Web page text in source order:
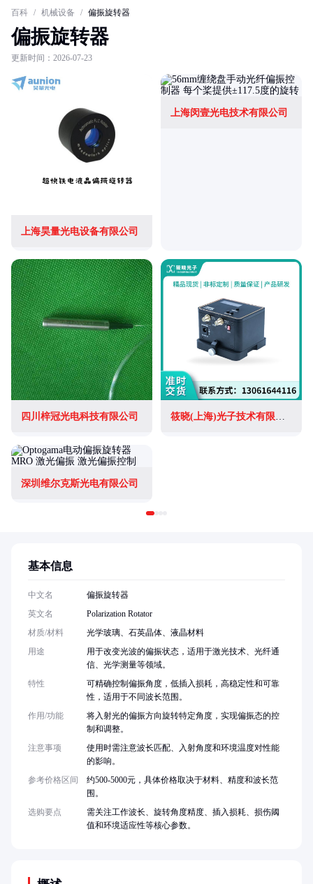
百科 / 机械设备 / 偏振旋转器
偏振旋转器
更新时间：2026-07-23
上海昊量光电设备有限公司
上海闵壹光电技术有限公司
四川梓冠光电科技有限公司 筱晓(上海)光子技术有限公司
深圳维尔克斯光电有限公司
基本信息
中文名
偏振旋转器
英文名
Polarization Rotator
材质/材料
光学玻璃、石英晶体、液晶材料
用途
用于改变光波的偏振状态，适用于激光技术、光纤通
信、光学测量等领域。
特性
可精确控制偏振角度，低插入损耗，高稳定性和可靠
性，适用于不同波长范围。
作用/功能
将入射光的偏振方向旋转特定角度，实现偏振态的控
制和调整。
注意事项
使用时需注意波长匹配、入射角度和环境温度对性能
的影响。
参考价格区间
约500-5000元，具体价格取决于材料、精度和波长范
围。
选购要点
需关注工作波长、旋转角度精度、插入损耗、损伤阈
值和环境适应性等核心参数。